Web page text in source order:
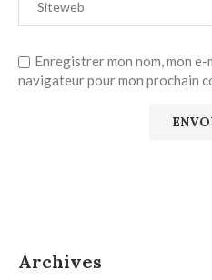
Enregistrer mon nom, mon
navigateur pour mon prochain
Archives